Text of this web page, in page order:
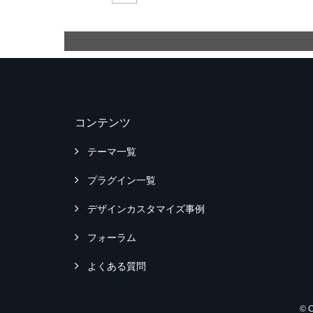
コンテンツ
テーマ一覧
プラグイン一覧
デザインカスタマイズ事例
フォーラム
よくある質問
©